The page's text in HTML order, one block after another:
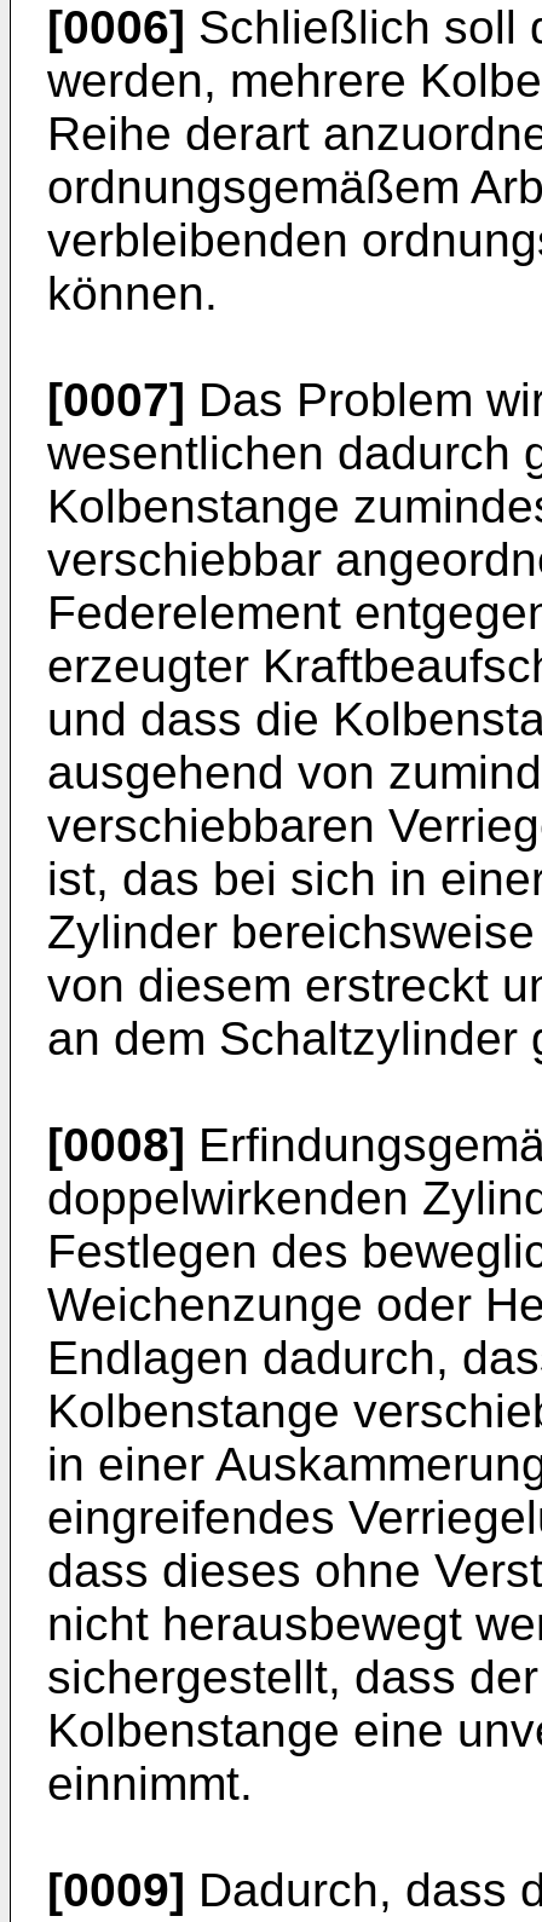
[0006] Schließlich soll
werden, mehrere
Reihe derart
ordnungsgemäßem
verbleibenden
können.
[0007] Das Problem
wesentlichen dadurch
Kolbenstange
verschiebbar
Federelement
erzeugter
und dass die
ausgehend von
verschiebbaren
ist, das bei sich in
Zylinder
von diesem erstreckt
an dem Schaltzylinder
[0008]
doppelwirkenden
Festlegen des
Weichenzunge oder
Endlagen dadurch,
Kolbenstange
in einer
eingreifendes
dass dieses ohne
nicht herausbewegt
sichergestellt, dass
Kolbenstange eine
einnimmt.
[0009] Dadurch, dass